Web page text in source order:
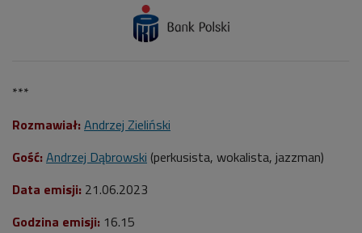
***
Rozmawiał: Andrzej Zieliński
Gość: Andrzej Dąbrowski (perkusista, wokalista, jazzman)
Data emisji: 21.06.2023
Godzina emisji: 16.15